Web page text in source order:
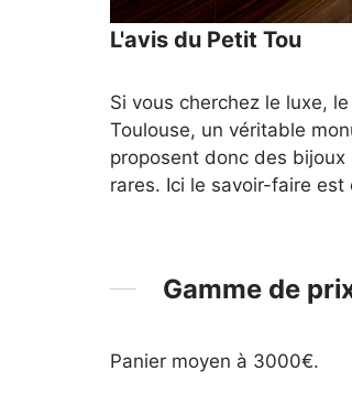
L'avis du Petit Tou
Si vous cherchez le luxe,
Toulouse, un véritable
proposent donc des
rares. Ici le savoir-faire
Gamme de
Panier moyen à 3000€.